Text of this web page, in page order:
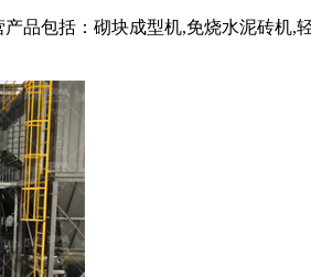
产品包括：砌块成型机,免烧水泥砖